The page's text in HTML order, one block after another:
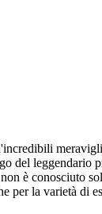
del leggendario
è conosciuto
per la varietà di